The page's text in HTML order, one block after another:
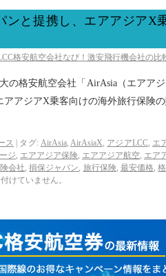
ンと提携し、エアアジアX
格安航空会社なび！激安飛行機会社の比
の格安航空会社「AirAsia（エアア
アジアX乗客向けの海外旅行保険
ス タグ: AirAsia,AirAsiaX, アジアLCC, エ
ジ, エアアジア保険, エアアジア航空, エア
会社,損保ジャパン, 旅行保険, 最安価格,
けていません。